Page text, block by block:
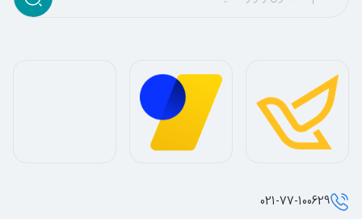
021-77-100629